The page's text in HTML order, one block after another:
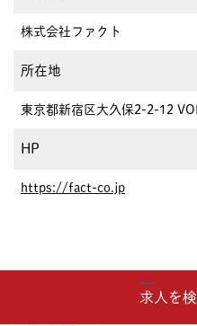
株式会社ファクト
所在地
東京都新宿区大久保2-2-12
HP
https://fact-co.jp
求人を